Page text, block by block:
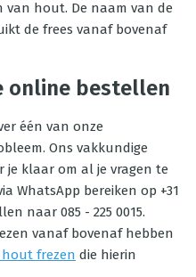
hout. De naam van de
de frees vanaf bovenaf
online bestellen
één van onze
Ons vakkundige
je klaar om al je vragen te
WhatsApp bereiken op +31
naar 085 - 225 0015.
vanaf bovenaf hebben
hout frezen die hierin